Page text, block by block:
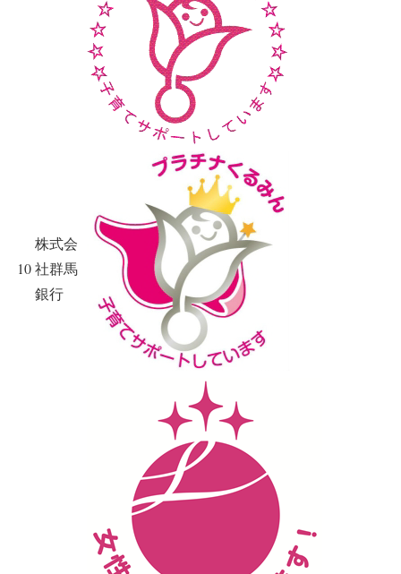
10
株式会
社群馬
銀行